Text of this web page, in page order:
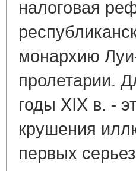
налоговая
монархию
пролетарии.
годы XIX в. -
крушения
первых